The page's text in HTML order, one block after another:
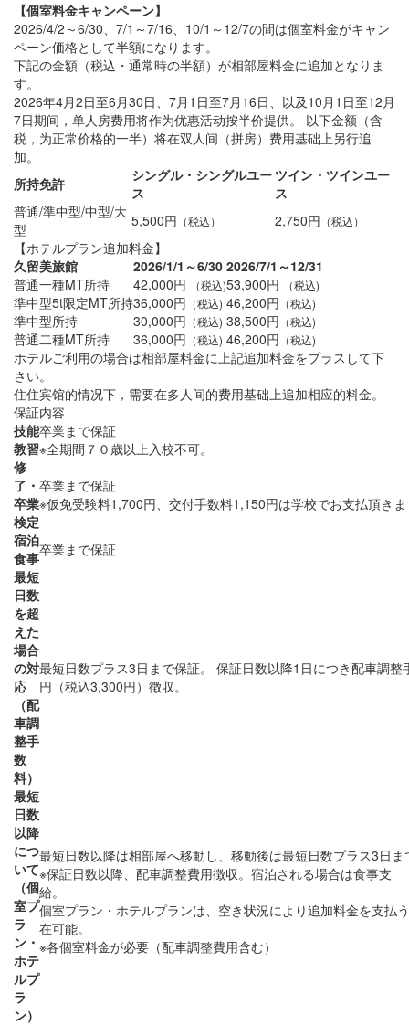
【個室料金キャンペーン】
2026/4/2～6/30、7/1～7/16、10/1～12/7の間は個室料金がキャン
ペーン価格として半額になります。
下記の金額（税込・通常時の半額）が相部屋料金に追加となりま
す。
2026年4月2日至6月30日、7月1日至7月16日、以及10月1日至12月
7日期间，单人房费用将作为优惠活动按半价提供。 以下金额（含
税，为正常价格的一半）将在双人间（拼房）费用基础上另行追
加。
所持免許
シングル・シングルユー
ス
ツイン・ツインユー
ス
普通/準中型/中型/大
型
5,500円 （税込） 2,750円 （税込）
【ホテルプラン追加料金】
久留美旅館
2026/1/1～6/30 2026/7/1～12/31
普通一種MT所持
42,000円 （税込)53,900円 （税込)
準中型5t限定MT所持36,000円 （税込) 46,200円 （税込)
準中型所持 30,000円 （税込) 38,500円 （税込)
普通二種MT所持 36,000円 （税込) 46,200円 （税込)
ホテルご利用の場合は相部屋料金に上記追加料金をプラスして下
さい。
住住宾馆的情况下，需要在多人间的费用基础上追加相应的料金。
保証内容
技能
教習
卒業まで保証
※全期間７０歳以上入校不可。
修
了・
卒業
検定
卒業まで保証
※仮免受験料1,700円、交付手数料1,150円は学校でお支払頂き
宿泊
食事卒業まで保証
最短
日数
を超
えた
場合
の対
応
（配
車調
整手
数
料）
最短日数プラス3日まで保証。 保証日数以降1日につき配車調整
円（税込3,300円）徴収。
最短
日数
以降
につ
いて
（個
室プ
ラ
ン・
ホテ
ルプ
ラ
ン）
最短日数以降は相部屋へ移動し、移動後は最短日数プラス3日
※保証日数以降、配車調整費用徴収。宿泊される場合は食事支
給
個室プラン・ホテルプランは、空き状況により追加料金を支払
在可能。
※各個室料金が必要（配車調整費用含む）